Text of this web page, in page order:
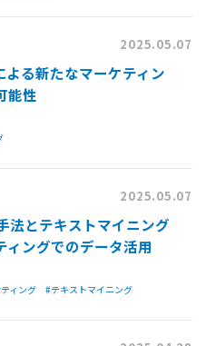
2025.05.07
よる新たなマーケティン
能性
2025.05.07
法とテキストマイニング
ィングでのデータ活用
ィング #テキストマイニング